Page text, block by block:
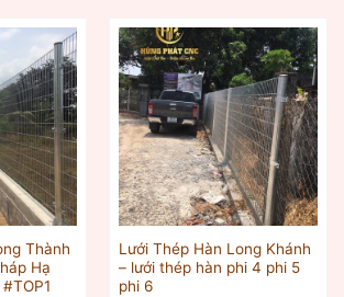
Thành
Hạ
Lưới Thép Hàn Long Khánh
– lưới thép hàn phi 4 phi 5
phi 6